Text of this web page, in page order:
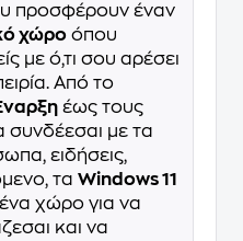
προσφέρουν έναν
χώρο όπου
με ό,τι σου αρέσει
Από το
έως τους
συνδέεσαι με τα
ειδήσεις,
τα Windows 11
χώρο για να
και να